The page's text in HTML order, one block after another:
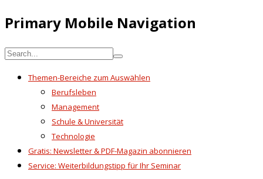
Primary Mobile Navigation
Themen-Bereiche zum Auswählen
Berufsleben
Management
Schule & Universität
Technologie
Gratis: Newsletter & PDF-Magazin abonnieren
Service: Weiterbildungstipp für Ihr Seminar